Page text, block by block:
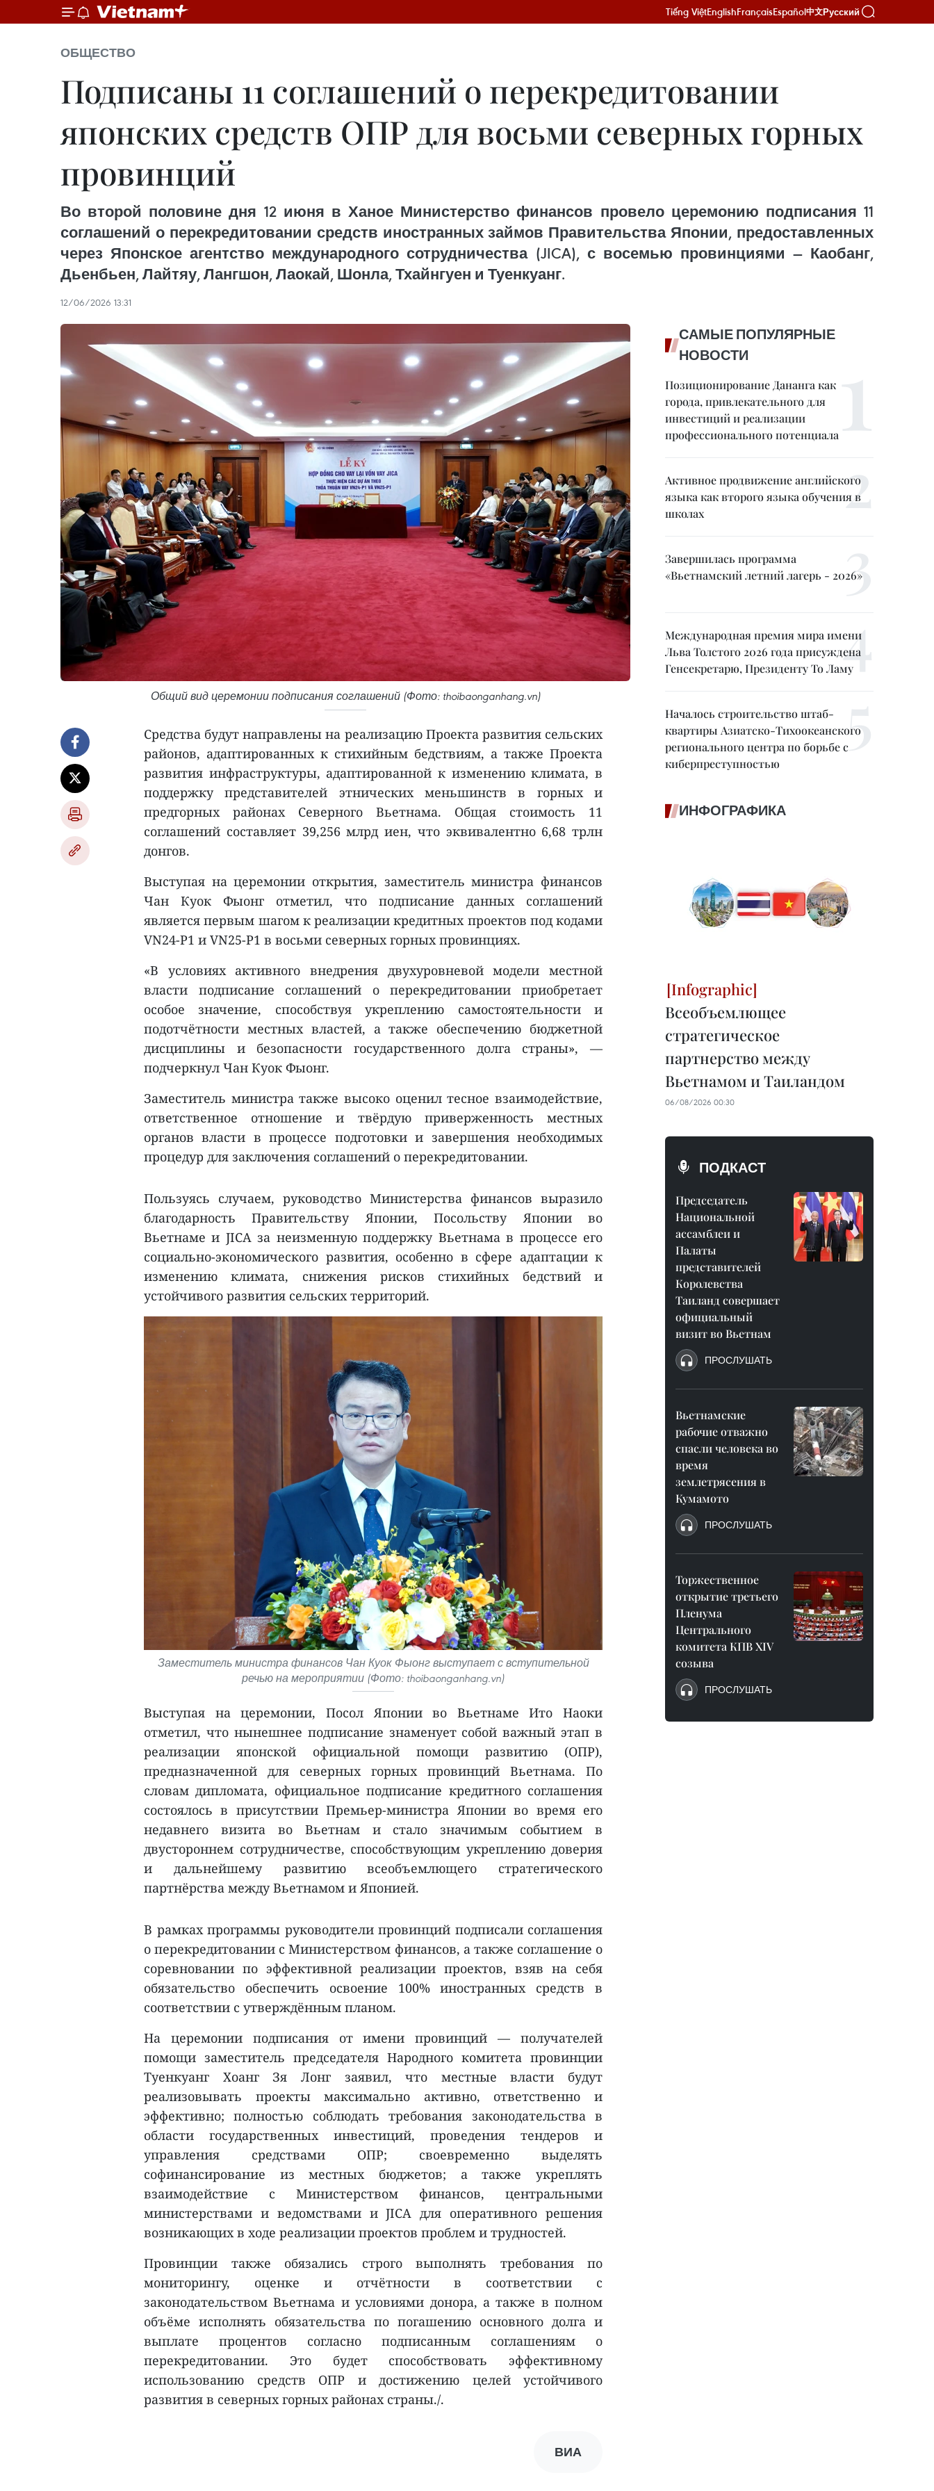
Tiếng ViệtEnglishFrançaisEspañol中文Русский
ОБЩЕСТВО
Подписаны 11 соглашений о перекредитовании
японских средств ОПР для восьми северных горных
провинций
Во второй половине дня 12 июня в Ханое Министерство финансов провело церемонию подписания 11
соглашений о перекредитовании средств иностранных займов Правительства Японии, предоставленных
через Японское агентство международного сотрудничества (JICA), с восемью провинциями — Каобанг,
Дьенбьен, Лайтяу, Лангшон, Лаокай, Шонла, Тхайнгуен и Туенкуанг.
12/06/2026 13:31
Общий вид церемонии подписания соглашений (Фото: thoibaonganhang.vn)
Средства будут направлены на реализацию Проекта развития сельских
районов, адаптированных к стихийным бедствиям, а также Проекта
развития инфраструктуры, адаптированной к изменению климата, в
поддержку представителей этнических меньшинств в горных и
предгорных районах Северного Вьетнама. Общая стоимость 11
соглашений составляет 39,256 млрд иен, что эквивалентно 6,68 трлн
донгов.
Выступая на церемонии открытия, заместитель министра финансов
Чан Куок Фыонг отметил, что подписание данных соглашений
является первым шагом к реализации кредитных проектов под кодами
VN24-P1 и VN25-P1 в восьми северных горных провинциях.
«В условиях активного внедрения двухуровневой модели местной
власти подписание соглашений о перекредитовании приобретает
особое значение, способствуя укреплению самостоятельности и
подотчётности местных властей, а также обеспечению бюджетной
дисциплины и безопасности государственного долга страны», —
подчеркнул Чан Куок Фыонг.
Заместитель министра также высоко оценил тесное взаимодействие,
ответственное отношение и твёрдую приверженность местных
органов власти в процессе подготовки и завершения необходимых
процедур для заключения соглашений о перекредитовании.
Пользуясь случаем, руководство Министерства финансов выразило
благодарность Правительству Японии, Посольству Японии во
Вьетнаме и JICA за неизменную поддержку Вьетнама в процессе его
социально-экономического развития, особенно в сфере адаптации к
изменению климата, снижения рисков стихийных бедствий и
устойчивого развития сельских территорий.
Заместитель министра финансов Чан Куок Фыонг выступает с вступительной
речью на мероприятии (Фото: thoibaonganhang.vn)
Выступая на церемонии, Посол Японии во Вьетнаме Ито Наоки
отметил, что нынешнее подписание знаменует собой важный этап в
реализации японской официальной помощи развитию (ОПР),
предназначенной для северных горных провинций Вьетнама. По
словам дипломата, официальное подписание кредитного соглашения
состоялось в присутствии Премьер-министра Японии во время его
недавнего визита во Вьетнам и стало значимым событием в
двустороннем сотрудничестве, способствующим укреплению доверия
и дальнейшему развитию всеобъемлющего стратегического
партнёрства между Вьетнамом и Японией.
В рамках программы руководители провинций подписали соглашения
о перекредитовании с Министерством финансов, а также соглашение о
соревновании по эффективной реализации проектов, взяв на себя
обязательство обеспечить освоение 100% иностранных средств в
соответствии с утверждённым планом.
На церемонии подписания от имени провинций — получателей
помощи заместитель председателя Народного комитета провинции
Туенкуанг Хоанг Зя Лонг заявил, что местные власти будут
реализовывать проекты максимально активно, ответственно и
эффективно; полностью соблюдать требования законодательства в
области государственных инвестиций, проведения тендеров и
управления средствами ОПР; своевременно выделять
софинансирование из местных бюджетов; а также укреплять
взаимодействие с Министерством финансов, центральными
министерствами и ведомствами и JICA для оперативного решения
возникающих в ходе реализации проектов проблем и трудностей.
Провинции также обязались строго выполнять требования по
мониторингу, оценке и отчётности в соответствии с
законодательством Вьетнама и условиями донора, а также в полном
объёме исполнять обязательства по погашению основного долга и
выплате процентов согласно подписанным соглашениям о
перекредитовании. Это будет способствовать эффективному
использованию средств ОПР и достижению целей устойчивого
развития в северных горных районах страны./.
ВИА
САМЫЕ ПОПУЛЯРНЫЕ
НОВОСТИ
Позиционирование Дананга как
города, привлекательного для
инвестиций и реализации
профессионального потенциала
Активное продвижение английского
языка как второго языка обучения в
школах
Завершилась программа
«Вьетнамский летний лагерь - 2026»
Международная премия мира имени
Льва Толстого 2026 года присуждена
Генсекретарю, Президенту То Ламу
Началось строительство штаб-
квартиры Азиатско-Тихоокеанского
регионального центра по борьбе с
киберпреступностью
ИНФОГРАФИКА
Всеобъемлющее
стратегическое
партнерство между
Вьетнамом и Таиландом
06/08/2026 00:30
ПОДКАСТ
Председатель
Национальной
ассамблеи и
Палаты
представителей
Королевства
Таиланд совершает
официальный
визит во Вьетнам
ПРОСЛУШАТЬ
Вьетнамские
рабочие отважно
спасли человека во
время
землетрясения в
Кумамото
ПРОСЛУШАТЬ
Торжественное
открытие третьего
Пленума
Центрального
комитета КПВ XIV
созыва
ПРОСЛУШАТЬ